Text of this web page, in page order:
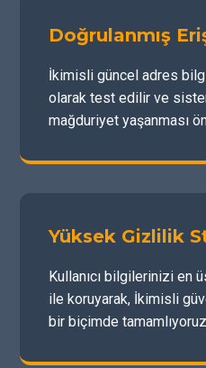
Doğrulanmış
İkimisli güncel adres
olarak test edilir ve
mağduriyet yaşanması
Yüksek Gizlilik
Kullanıcı bilgilerinizi en
ile koruyarak, İkimisli
bir biçimde